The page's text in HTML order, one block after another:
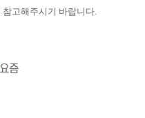
참고해주시기 바랍니다.